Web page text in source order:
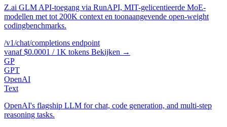
Z.ai GLM API-toegang via RunAPI, MIT-gelicentieerde MoE-
modellen met tot 200K context en toonaangevende open-weight
codingbenchmarks.
/v1/chat/completions endpoint
vanaf $0.0001 / 1K tokens Bekijken →
GP
GPT
OpenAI
Text
OpenAI's flagship LLM for chat, code generation, and multi-step
reasoning tasks.